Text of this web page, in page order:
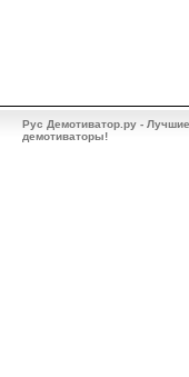
Рус Демотиватор.ру -
демотиваторы!